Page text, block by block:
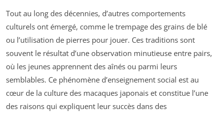
Tout au long des décennies, d’autres comportements
culturels ont émergé, comme le trempage des grains de blé
ou l’utilisation de pierres pour jouer. Ces traditions sont
souvent le résultat d’une observation minutieuse entre pairs,
où les jeunes apprennent des aînés ou parmi leurs
semblables. Ce phénomène d’enseignement social est au
cœur de la culture des macaques japonais et constitue l’une
des raisons qui expliquent leur succès dans des